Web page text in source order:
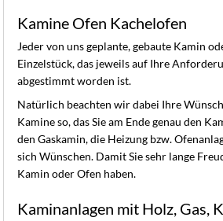
Kamine Ofen Kachelofen
Jeder von uns geplante, gebaute Kamin
Einzelstück, das jeweils auf Ihre
abgestimmt worden ist.
Natürlich beachten wir dabei Ihre
Kamine so, das Sie am Ende genau den
den Gaskamin, die Heizung bzw.
sich Wünschen. Damit Sie sehr lange
Kamin oder Ofen haben.
Kaminanlagen mit Holz, Gas,